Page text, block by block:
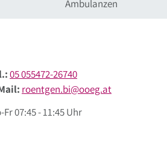
Ambulanzen
05 055472-26740
roentgen.bi@ooeg.at
Fr 07:45 - 11:45 Uhr